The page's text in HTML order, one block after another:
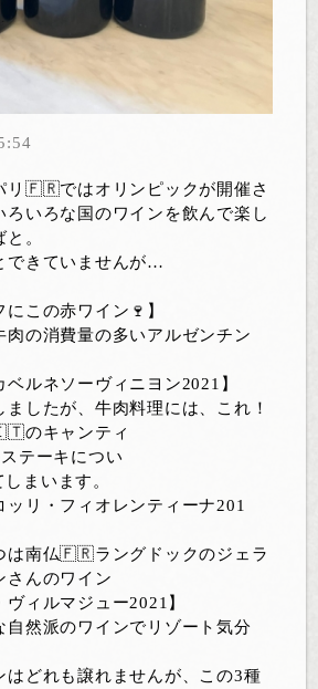
リ🇫🇷ではオリンピックが開催さ
ろいろな国のワインを飲んで楽し
。
できていませんが…
にこの赤ワイン🍷】
肉の消費量の多いアルゼンチン
ベルネソーヴィニヨン2021】
ましたが、牛肉料理には、これ！
のキャンティ
テーキについ
まいます。
ッリ・フィオレンティーナ201
は南仏🇫🇷ラングドックのジェラ
さんのワイン
ヴィルマジュー2021】
自然派のワインでリゾート気分
はどれも譲れませんが、この3種